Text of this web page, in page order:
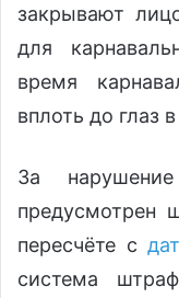
закрывают
для
время
вплоть до глаз
За
предусмотрен
пересчёте с
система